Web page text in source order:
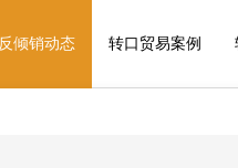
倾销动态 转口贸易案例